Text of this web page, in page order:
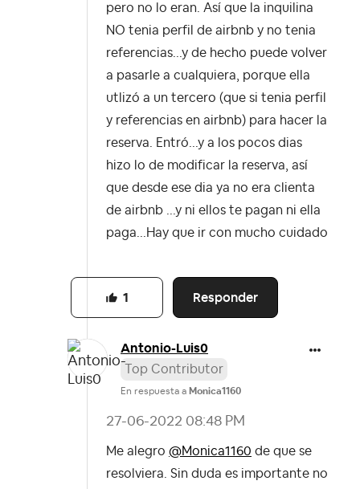
pero no lo eran. Así que la inquilina
NO tenia perfil de airbnb y no tenia
referencias...y de hecho puede volver
a pasarle a cualquiera, porque ella
utlizó a un tercero (que si tenia perfil
y referencias en airbnb) para hacer la
reserva. Entró...y a los pocos dias
hizo lo de modificar la reserva, así
que desde ese dia ya no era clienta
de airbnb ...y ni ellos te pagan ni ella
paga...Hay que ir con mucho cuidado
Responder
1
Antonio-Luis0
Top Contributor
En respuesta a Monica1160
‎27-06-2022 08:48 PM
Me alegro @Monica1160 de que se
resolviera. Sin duda es importante no